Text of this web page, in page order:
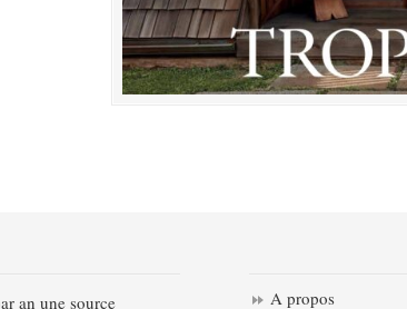
an une source A propos